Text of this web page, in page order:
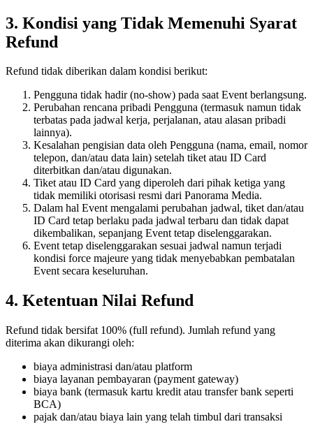
3. Kondisi yang Tidak Memenuhi Syarat
Refund
Refund tidak diberikan dalam kondisi berikut:
Pengguna tidak hadir (no-show) pada saat Event berlangsung.
Perubahan rencana pribadi Pengguna (termasuk namun tidak
terbatas pada jadwal kerja, perjalanan, atau alasan pribadi
lainnya).
Kesalahan pengisian data oleh Pengguna (nama, email, nomor
telepon, dan/atau data lain) setelah tiket atau ID Card
diterbitkan dan/atau digunakan.
Tiket atau ID Card yang diperoleh dari pihak ketiga yang
tidak memiliki otorisasi resmi dari Panorama Media.
Dalam hal Event mengalami perubahan jadwal, tiket dan/atau
ID Card tetap berlaku pada jadwal terbaru dan tidak dapat
dikembalikan, sepanjang Event tetap diselenggarakan.
Event tetap diselenggarakan sesuai jadwal namun terjadi
kondisi force majeure yang tidak menyebabkan pembatalan
Event secara keseluruhan.
4. Ketentuan Nilai Refund
Refund tidak bersifat 100% (full refund). Jumlah refund yang
diterima akan dikurangi oleh:
biaya administrasi dan/atau platform
biaya layanan pembayaran (payment gateway)
biaya bank (termasuk kartu kredit atau transfer bank seperti
BCA)
pajak dan/atau biaya lain yang telah timbul dari transaksi